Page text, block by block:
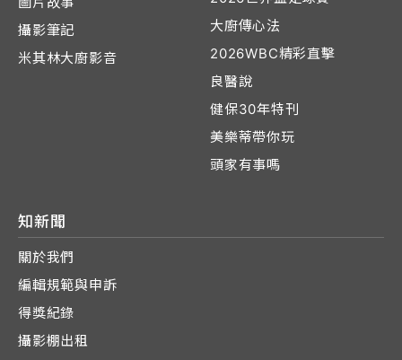
攝影筆記
米其林大廚影音
大廚傳心法
2026WBC精彩直擊
良醫說
健保30年特刊
美樂蒂帶你玩
頭家有事嗎
知新聞
關於我們
編輯規範與申訴
得獎紀錄
攝影棚出租